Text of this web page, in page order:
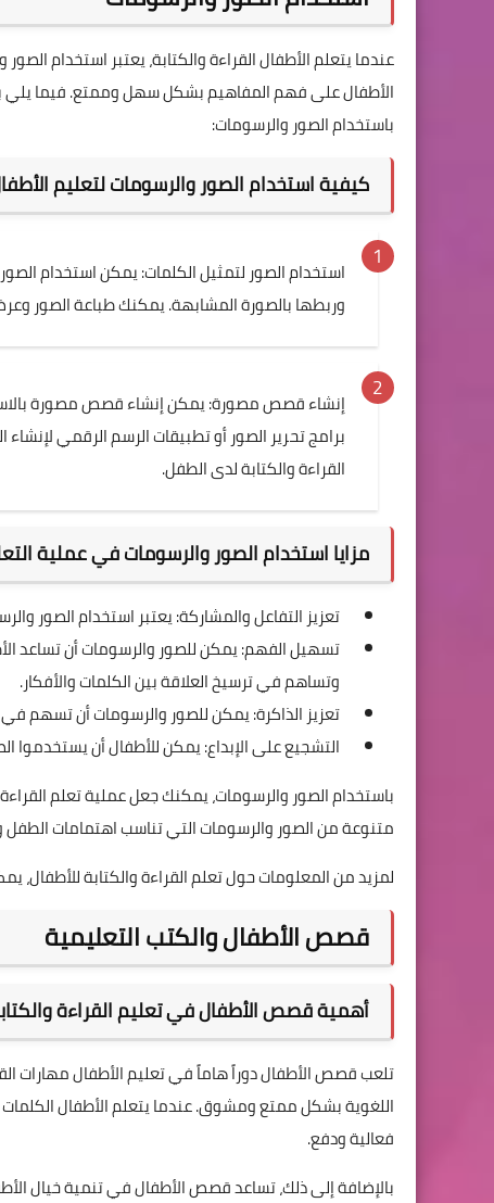
عندما يتعلم الأطفال القراءة والكتابة، يعتبر استخدام
الأطفال على فهم المفاهيم بشكل سهل وممتع. فيما يلي
باستخدام الصور والرسومات:
كيفية استخدام الصور والرسومات لتعليم
استخدام الصور لتمثيل الكلمات: يمكن استخدام
وربطها بالصورة المشابهة. يمكنك طباعة الصور
إنشاء قصص مصورة: يمكن إنشاء قصص مصورة
برامج تحرير الصور أو تطبيقات الرسم الرقمي
القراءة والكتابة لدى الطفل.
مزايا استخدام الصور والرسومات في عملية
تعزيز التفاعل والمشاركة: يعتبر استخدام الصور
تسهيل الفهم: يمكن للصور والرسومات أن تساعد
وتساهم في ترسيخ العلاقة بين الكلمات والأفكار.
تعزيز الذاكرة: يمكن للصور والرسومات أن تسهم في
التشجيع على الإبداع: يمكن للأطفال أن يستخدموا
باستخدام الصور والرسومات، يمكنك جعل عملية تعلم
متنوعة من الصور والرسومات التي تناسب اهتمامات الطفل
لمزيد من المعلومات حول تعلم القراءة والكتابة للأطفال،
قصص الأطفال والكتب التعليمية
أهمية قصص الأطفال في تعليم القراءة
تلعب قصص الأطفال دوراً هاماً في تعليم الأطفال مهارات
اللغوية بشكل ممتع ومشوق. عندما يتعلم الأطفال
فعالية ودفع.
بالإضافة إلى ذلك، تساعد قصص الأطفال في تنمية خيال